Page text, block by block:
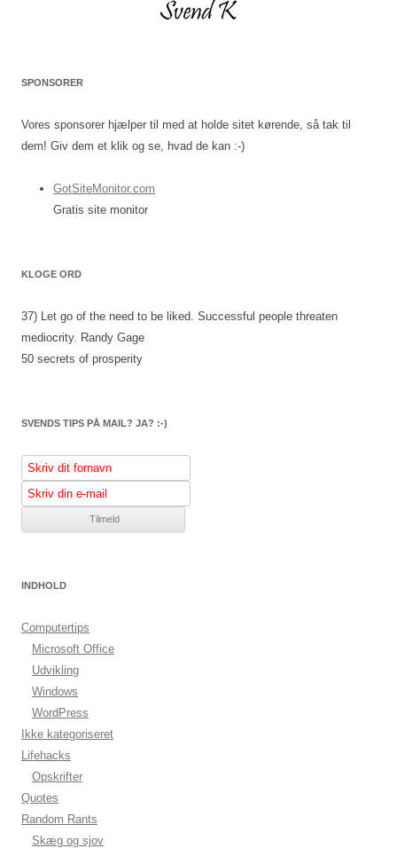
SPONSORER
Vores sponsorer hjælper til med at holde sitet kørende, så tak til
dem! Giv dem et klik og se, hvad de kan :-)
GotSiteMonitor.com
Gratis site monitor
KLOGE ORD
37) Let go of the need to be liked. Successful people threaten
mediocrity. Randy Gage
50 secrets of prosperity
SVENDS TIPS PÅ MAIL? JA? :-)
INDHOLD
Computertips
Microsoft Office
Udvikling
Windows
WordPress
Ikke kategoriseret
Lifehacks
Opskrifter
Quotes
Random Rants
Skæg og sjov